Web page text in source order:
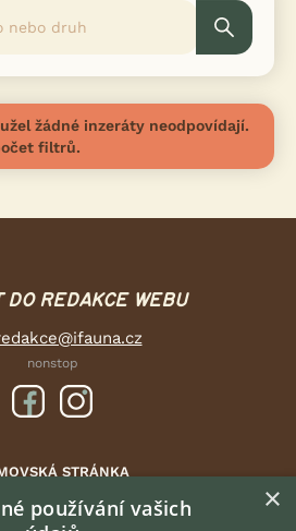
žádné inzeráty neodpovídají.
filtrů.
DO REDAKCE WEBU
nonstop
STRÁNKA
INZERCE
×
používání vašich